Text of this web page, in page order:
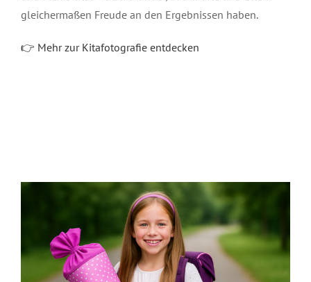
gleichermaßen Freude an den Ergebnissen haben.
👉 Mehr zur Kitafotografie entdecken